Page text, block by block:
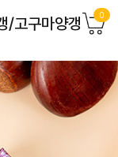
/고구마양갱 0